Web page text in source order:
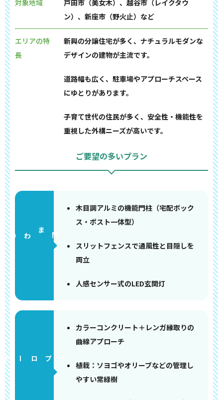
対象地域
戸田市（美女木）、越谷市（レイクタウ
ン）、新座市（野火止）など
エリアの特
長
新興の分譲住宅が多く、ナチュラルモダンな
デザインの建物が主流です。
道路幅も広く、駐車場やアプローチスペース
にゆとりがあります。
子育て世代の住民が多く、安全性・機能性を
重視した外構ニーズが高いです。
ご要望の多いプラン
門まわり
木目調アルミの機能門柱（宅配ボック
ス・ポスト一体型）
スリットフェンスで通風性と目隠しを
両立
人感センサー式のLED玄関灯
アプローチ
カラーコンクリート＋レンガ縁取りの
曲線アプローチ
植栽：ソヨゴやオリーブなどの管理し
やすい常緑樹